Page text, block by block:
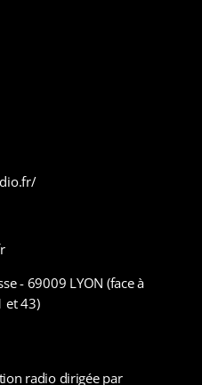
- 69009 LYON (face à
et 43)
radio dirigée par